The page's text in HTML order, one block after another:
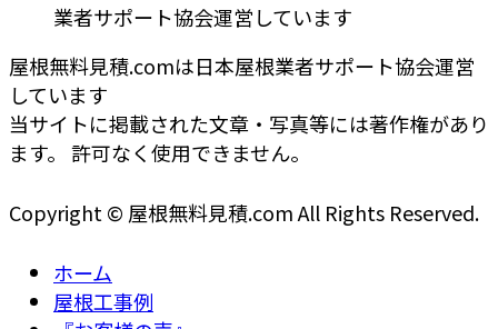
屋根無料見積.comは日本屋根業者サポート協会運営
しています
当サイトに掲載された文章・写真等には著作権があり
ます。 許可なく使用できません。
Copyright © 屋根無料見積.com All Rights Reserved.
ホーム
屋根工事例